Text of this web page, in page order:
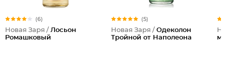
(6)
Новая Заря / Лосьон
Ромашковый
(5)
Новая Заря / Одеколон
Тройной от Наполеона